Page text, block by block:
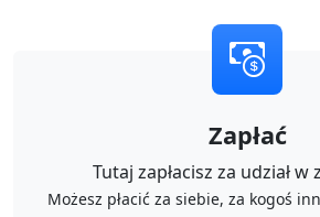
Zapłać
Tutaj zapłacisz za udział w
Możesz płacić za siebie, za kogoś